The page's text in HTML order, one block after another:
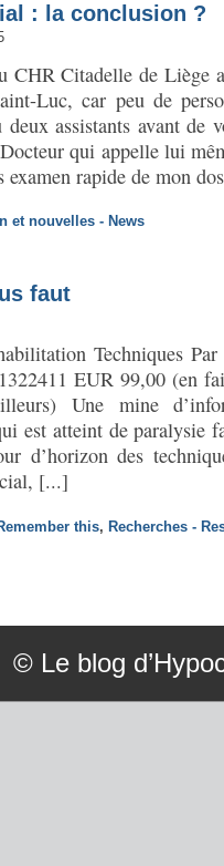
: la conclusion ?
Citadelle de Liège
Luc, car peu de
assistants avant de
qui appelle lui
examen rapide de mon
et nouvelles - News
faut
Techniques
EUR 99,00 (en
Une mine
est atteint de paralysie
d’horizon des
[...]
this, Recherches -
© Le blog